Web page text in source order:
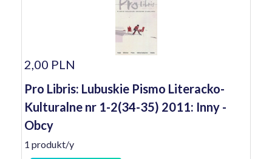
2,00 PLN
Pro Libris: Lubuskie Pismo Literacko-
Kulturalne nr 1-2(34-35) 2011: Inny -
Obcy
1 produkt/y